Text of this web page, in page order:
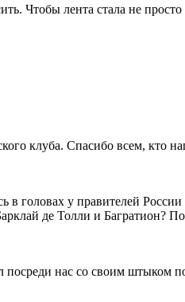
Чтобы лента стала не просто
клуба. Спасибо всем, кто
головах у правителей
де Толли и Багратион?
нас со своим штыком